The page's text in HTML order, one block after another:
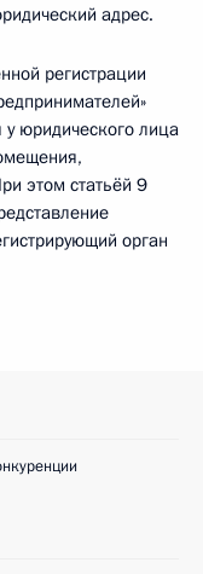
адрес.
регистрации
у юридического лица
этом статьёй 9
орган